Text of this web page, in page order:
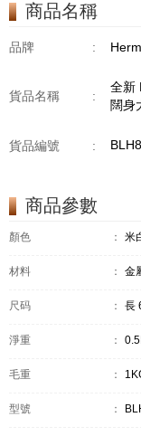
商品名稱
品牌 :
貨品名稱 :
全新
闊身
貨品編號 :
商品參數
顏色 ： 米
材料 ： 金
尺码 ： 長
淨重 ：
毛重 ：
型號 ：